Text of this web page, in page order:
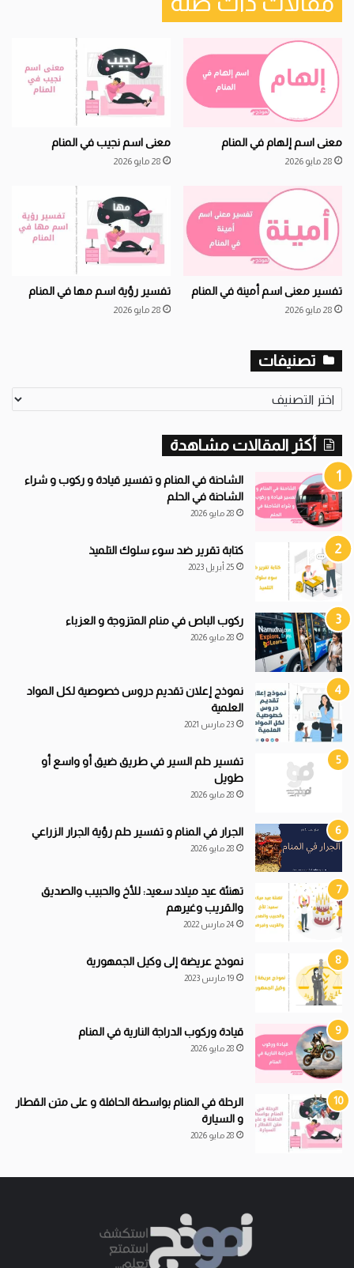
معنى اسم إلهام في المنام
28 مايو 2026
معنى اسم نجيب في المنام
28 مايو 2026
تفسير معنى اسم أمينة في المنام
28 مايو 2026
تفسير رؤية اسم مها في المنام
28 مايو 2026
تصنيفات
تصنيفات
أكثر المقالات مشاهدة
الشاحنة في المنام و تفسير قيادة و ركوب و شراء
الشاحنة في الحلم
28 مايو 2026
كتابة تقرير ضد سوء سلوك التلميذ
25 أبريل 2023
ركوب الباص في منام المتزوجة و العزباء
28 مايو 2026
نموذج إعلان تقديم دروس خصوصية لكل المواد
العلمية
23 مارس 2021
تفسير حلم السير في طريق ضيق أو واسع أو
طويل
28 مايو 2026
الجرار في المنام و تفسير حلم رؤية الجرار الزراعي
28 مايو 2026
تهنئة عيد ميلاد سعيد: للأخ والحبيب والصديق
والقريب وغيرهم
24 مارس 2022
نموذج عريضة إلى وكيل الجمهورية
19 مارس 2023
قيادةوركوب الدراجة النارية في المنام
28 مايو 2026
الرحلة في المنام بواسطة الحافلة و على متن القطار
و السيارة
28 مايو 2026